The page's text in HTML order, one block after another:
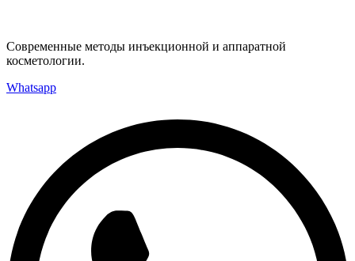
Современные методы инъекционной и аппаратной
косметологии.
Whatsapp